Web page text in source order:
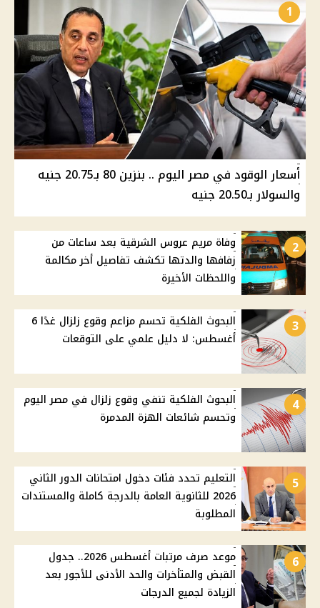
1
أسعار الوقود في مصر اليوم .. بنزين 80 بـ20.75 جنيه
والسولار بـ20.50 جنيه
2
وفاة مريم عروس الشرقية بعد ساعات من
زفافها والدتها تكشف تفاصيل أخر مكالمة
واللحظات الأخيرة
3
البحوث الفلكية تحسم مزاعم وقوع زلزال غدًا 6
أغسطس: لا دليل علمي على التوقعات
4
البحوث الفلكية تنفي وقوع زلزال في مصر اليوم
وتحسم شائعات الهزة المدمرة
5
التعليم تحدد فئات دخول امتحانات الدور الثاني
2026 للثانوية العامة بالدرجة كاملة والمستندات
المطلوبة
6
موعد صرف مرتبات أغسطس 2026.. جدول
القبض والمتأخرات والحد الأدنى للأجور بعد
الزيادة لجميع الدرجات